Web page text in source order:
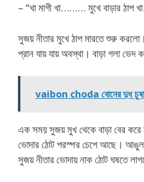
– “খা মাগী খা……… মুখে বাড়ার
সুজয় নীতার মুখে ঠাপ মারতে শুরু
প্রান যায় যায় অবস্থা। বাড়া গলা ভেদ
vaibon choda বোনের দুধ চুষা
এক সময় সুজয় মুখ থেকে বাড়া বের করে
ভোদার ঠোট পরস্পর চেপে আছে। আঙুল
সুজয় নীতার ভোদায় নাক ঠোট ঘষতে